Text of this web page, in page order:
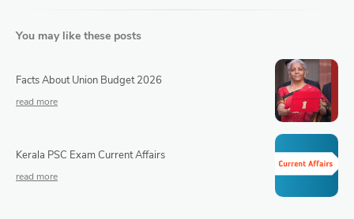
You may like these posts
Facts About Union Budget 2026
Kerala PSC Exam Current Affairs